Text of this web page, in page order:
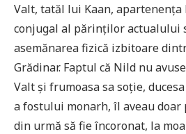
Valt, tatăl lui Kaan,
conjugal al părinţilor actualului
asemănarea fizică izbitoare
Grădinar. Faptul că Nild nu
Valt și frumoasa sa soţie,
a fostului monarh, îl aveau doar
din urmă să fie încoronat, la